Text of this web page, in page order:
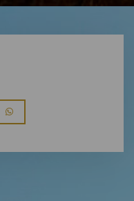
Share
via